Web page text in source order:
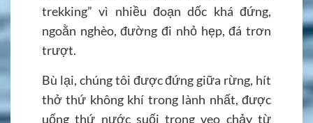
trekking” vì nhiều đoạn dốc khá đứng,
ngoằn nghèo, đường đi nhỏ hẹp, đá trơn
trượt.
Bù lại, chúng tôi được đứng giữa rừng, hít
thở thứ không khí trong lành nhất, được
uống thứ nước suối trong veo chảy từ